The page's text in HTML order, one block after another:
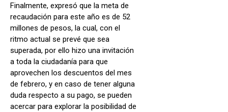
Finalmente, expresó que la meta de
recaudación para este año es de 52
millones de pesos, la cual, con el
ritmo actual se prevé que sea
superada, por ello hizo una invitación
a toda la ciudadanía para que
aprovechen los descuentos del mes
de febrero, y en caso de tener alguna
duda respecto a su pago, se pueden
acercar para explorar la posibilidad de